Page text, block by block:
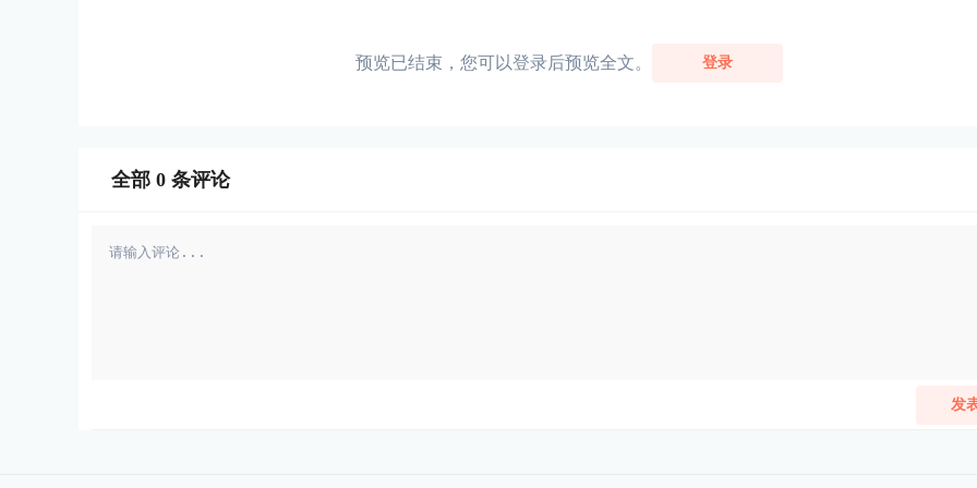
预览已结束，您可以登录后预览全文。 登录
全部 0 条评论
发